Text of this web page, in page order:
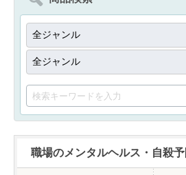
職場のメンタルヘルス・自殺